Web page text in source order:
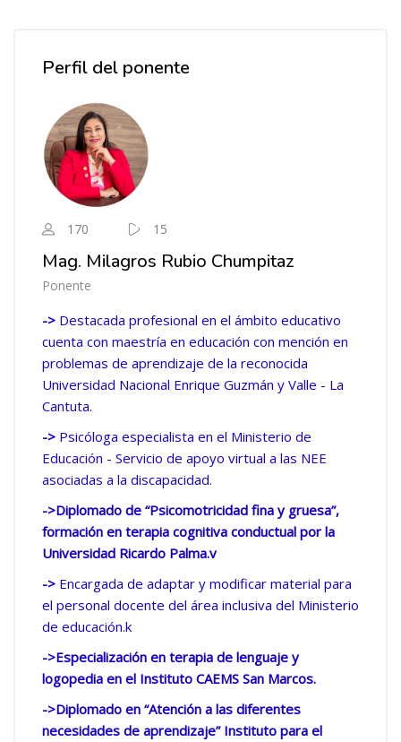
Perfil del ponente
170 15
Mag. Milagros Rubio Chumpitaz
Ponente
-> Destacada profesional en el ámbito educativo
cuenta con maestría en educación con mención en
problemas de aprendizaje de la reconocida
Universidad Nacional Enrique Guzmán y Valle - La
Cantuta.
-> Psicóloga especialista en el Ministerio de
Educación - Servicio de apoyo virtual a las NEE
asociadas a la discapacidad.
->Diplomado de “Psicomotricidad fina y gruesa”,
formación en terapia cognitiva conductual por la
Universidad Ricardo Palma.v
-> Encargada de adaptar y modificar material para
el personal docente del área inclusiva del Ministerio
de educación.k
->Especialización en terapia de lenguaje y
logopedia en el Instituto CAEMS San Marcos.
->Diplomado en “Atención a las diferentes
necesidades de aprendizaje” Instituto para el